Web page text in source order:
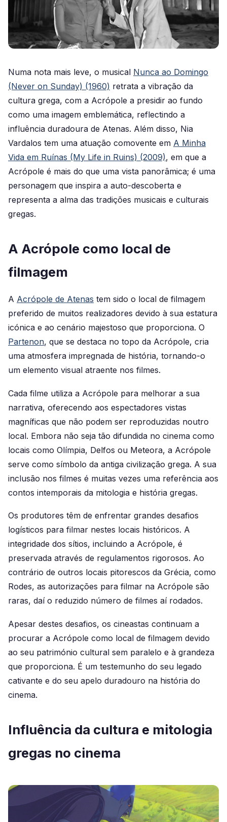
Numa nota mais leve, o musical Nunca ao Domingo
(Never on Sunday) (1960) retrata a vibração da
cultura grega, com a Acrópole a presidir ao fundo
como uma imagem emblemática, reflectindo a
influência duradoura de Atenas. Além disso, Nia
Vardalos tem uma atuação comovente em A Minha
Vida em Ruínas (My Life in Ruins) (2009), em que a
Acrópole é mais do que uma vista panorâmica; é uma
personagem que inspira a auto-descoberta e
representa a alma das tradições musicais e culturais
gregas.
A Acrópole como local de
filmagem
A Acrópole de Atenas tem sido o local de filmagem
preferido de muitos realizadores devido à sua estatura
icónica e ao cenário majestoso que proporciona. O
Partenon, que se destaca no topo da Acrópole, cria
uma atmosfera impregnada de história, tornando-o
um elemento visual atraente nos filmes.
Cada filme utiliza a Acrópole para melhorar a sua
narrativa, oferecendo aos espectadores vistas
magníficas que não podem ser reproduzidas noutro
local. Embora não seja tão difundida no cinema como
locais como Olímpia, Delfos ou Meteora, a Acrópole
serve como símbolo da antiga civilização grega. A sua
inclusão nos filmes é muitas vezes uma referência aos
contos intemporais da mitologia e história gregas.
Os produtores têm de enfrentar grandes desafios
logísticos para filmar nestes locais históricos. A
integridade dos sítios, incluindo a Acrópole, é
preservada através de regulamentos rigorosos. Ao
contrário de outros locais pitorescos da Grécia, como
Rodes, as autorizações para filmar na Acrópole são
raras, daí o reduzido número de filmes aí rodados.
Apesar destes desafios, os cineastas continuam a
procurar a Acrópole como local de filmagem devido
ao seu património cultural sem paralelo e à grandeza
que proporciona. É um testemunho do seu legado
cativante e do seu apelo duradouro na história do
cinema.
Influência da cultura e mitologia
gregas no cinema